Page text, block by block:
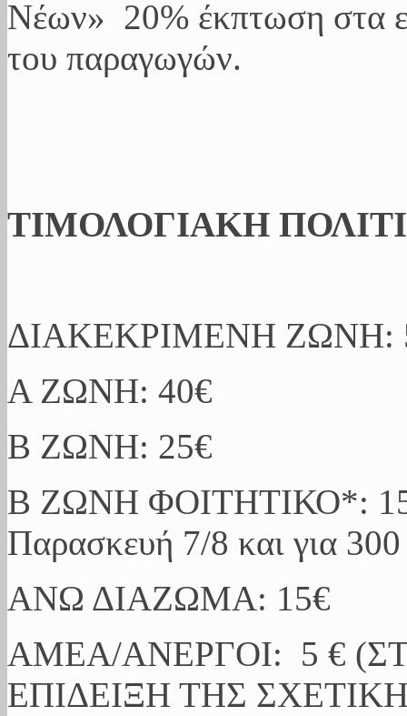
Νέων» 20% έκπτωση στα
του παραγωγών.
ΤΙΜΟΛΟΓΙΑΚΗ
ΔΙΑΚΕΚΡΙΜΕΝΗ ΖΩΝΗ:
Α ΖΩΝΗ: 40€
Β ΖΩΝΗ: 25€
Β ΖΩΝΗ ΦΟΙΤΗΤΙΚΟ*: 15€
Παρασκευή 7/8 και για
ΑΝΩ ΔΙΑΖΩΜΑ: 15€
ΑΜΕΑ/ΑΝΕΡΓΟI: 5 €
ΕΠΙΔΕΙΞΗ ΤΗΣ